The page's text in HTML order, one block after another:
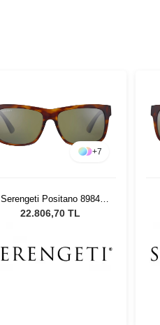
+7
Serengeti Positano 8984
Erkek Güneş Gözlüğü
22.806,70 TL